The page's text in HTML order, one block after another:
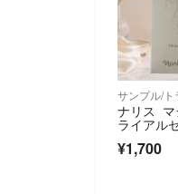
サンプル/ト
ナリス マ
ライアル
¥1,700